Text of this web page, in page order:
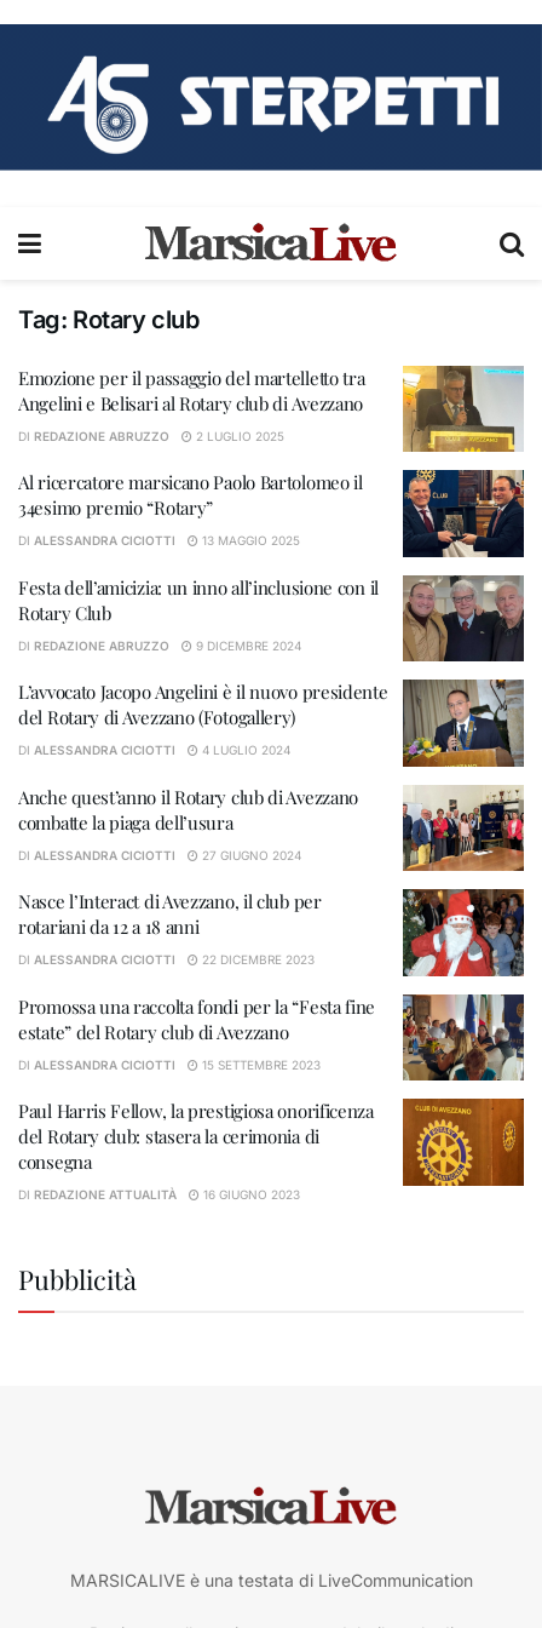
Tag: Rotary club
Emozione per il passaggio del martelletto tra
Angelini e Belisari al Rotary club di Avezzano
DI REDAZIONE ABRUZZO 2 LUGLIO 2025
Al ricercatore marsicano Paolo Bartolomeo il
34esimo premio “Rotary”
DI ALESSANDRA CICIOTTI 13 MAGGIO 2025
Festa dell’amicizia: un inno all’inclusione con il
Rotary Club
DI REDAZIONE ABRUZZO 9 DICEMBRE 2024
L’avvocato Jacopo Angelini è il nuovo presidente
del Rotary di Avezzano (Fotogallery)
DI ALESSANDRA CICIOTTI 4 LUGLIO 2024
Anche quest’anno il Rotary club di Avezzano
combatte la piaga dell’usura
DI ALESSANDRA CICIOTTI 27 GIUGNO 2024
Nasce l’Interact di Avezzano, il club per
rotariani da 12 a 18 anni
DI ALESSANDRA CICIOTTI 22 DICEMBRE 2023
Promossa una raccolta fondi per la “Festa fine
estate” del Rotary club di Avezzano
DI ALESSANDRA CICIOTTI 15 SETTEMBRE 2023
Paul Harris Fellow, la prestigiosa onorificenza
del Rotary club: stasera la cerimonia di
consegna
DI REDAZIONE ATTUALITÀ 16 GIUGNO 2023
Pubblicità
MARSICALIVE è una testata di LiveCommunication